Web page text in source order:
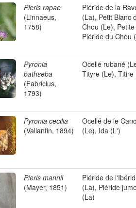
Pieris rapae
(Linnaeus,
1758)
Piéride de la
(La), Petit Blanc
Chou (Le), Petite
Piéride du Chou
Pyronia
bathseba
(Fabricius,
1793)
Ocellé rubané
Tityre (Le), Titire
Pyronia cecilia
(Vallantin, 1894)
Ocellé de le
(Le), Ida (L')
Pieris mannii
(Mayer, 1851)
Piéride de
(La), Piéride
(La)